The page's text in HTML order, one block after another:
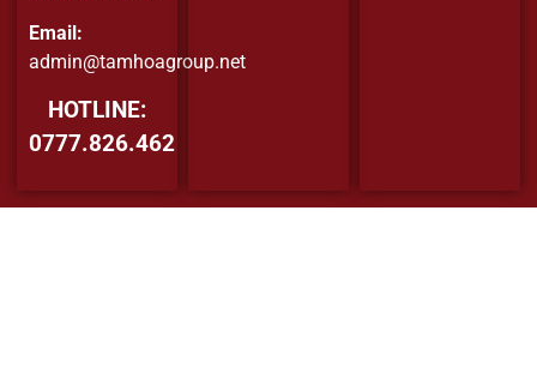
Email:
admin@tamhoagroup.net
HOTLINE:
0777.826.462